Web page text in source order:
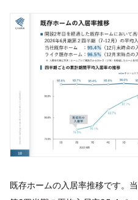
既存ホームの入居率推移です。